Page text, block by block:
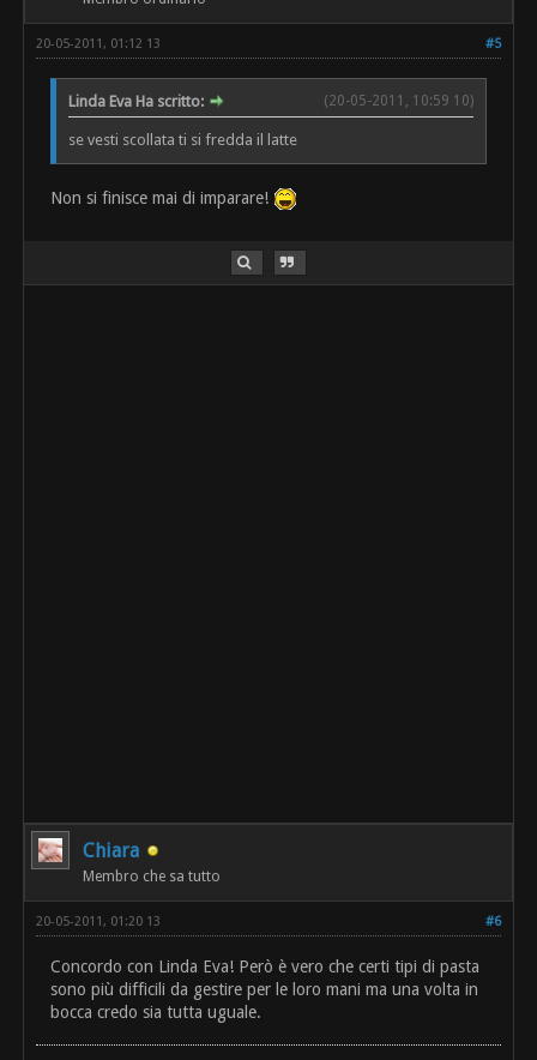
#5
20-05-2011, 01:12 13
(20-05-2011, 10:59 10)
Linda Eva Ha scritto:
se vesti scollata ti si fredda il latte
Non si finisce mai di imparare!
Chiara
Membro che sa tutto
#6
20-05-2011, 01:20 13
Concordo con Linda Eva! Però è vero che certi tipi di pasta
sono più difficili da gestire per le loro mani ma una volta in
bocca credo sia tutta uguale.